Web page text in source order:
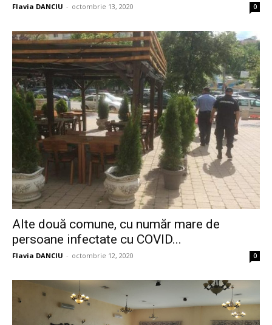
Flavia DANCIU - octombrie 13, 2020 0
Alte două comune, cu număr mare de
persoane infectate cu COVID...
Flavia DANCIU - octombrie 12, 2020 0